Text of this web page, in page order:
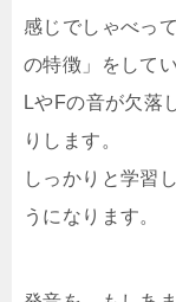
感じでしゃべっ
の特徴」をして
LやFの音が欠落
りします。
しっかりと学習
うになります。